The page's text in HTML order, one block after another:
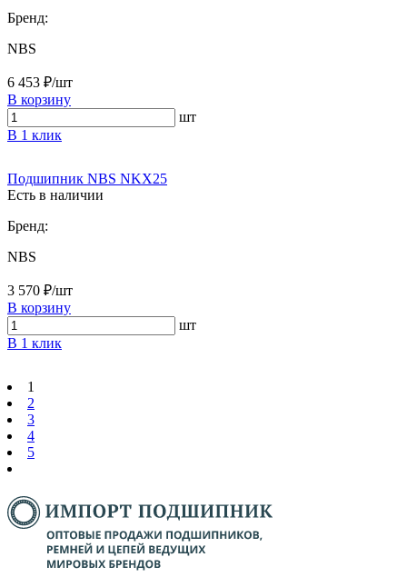
Бренд:
NBS
6 453 ₽/шт
В корзину
шт
В 1 клик
Подшипник NBS NKX25
Есть в наличии
Бренд:
NBS
3 570 ₽/шт
В корзину
шт
В 1 клик
1
2
3
4
5